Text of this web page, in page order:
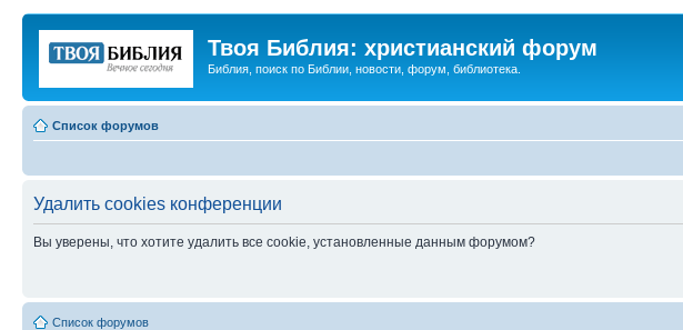
Твоя Библия: христианский форум
Библия, поиск по Библии, новости, форум, библиотека.
Список форумов
Удалить cookies конференции
Вы уверены, что хотите удалить все cookie, установленные данным форумом?
Список форумов